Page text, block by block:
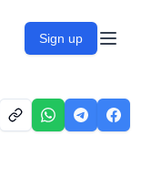
Sign up